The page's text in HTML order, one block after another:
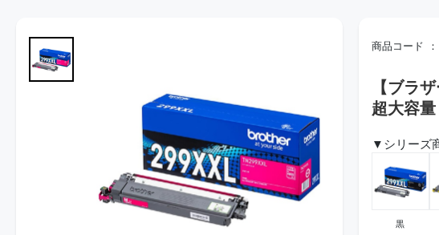
商品コード
【ブラ
超大容量
▼シリーズ
黒